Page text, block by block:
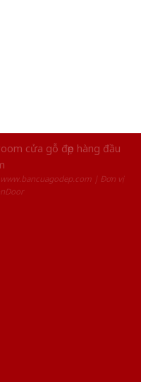
cửa gỗ đẹp hàng đầu
| Đơn vị